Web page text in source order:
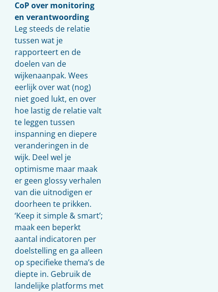
CoP over monitoring
en verantwoording
Leg steeds de relatie
tussen wat je
rapporteert en de
doelen van de
wijkenaanpak. Wees
eerlijk over wat (nog)
niet goed lukt, en over
hoe lastig de relatie valt
te leggen tussen
inspanning en diepere
veranderingen in de
wijk. Deel wel je
optimisme maar maak
er geen glossy verhalen
van die uitnodigen er
doorheen te prikken.
‘Keep it simple & smart’;
maak een beperkt
aantal indicatoren per
doelstelling en ga alleen
op specifieke thema’s de
diepte in. Gebruik de
landelijke platforms met